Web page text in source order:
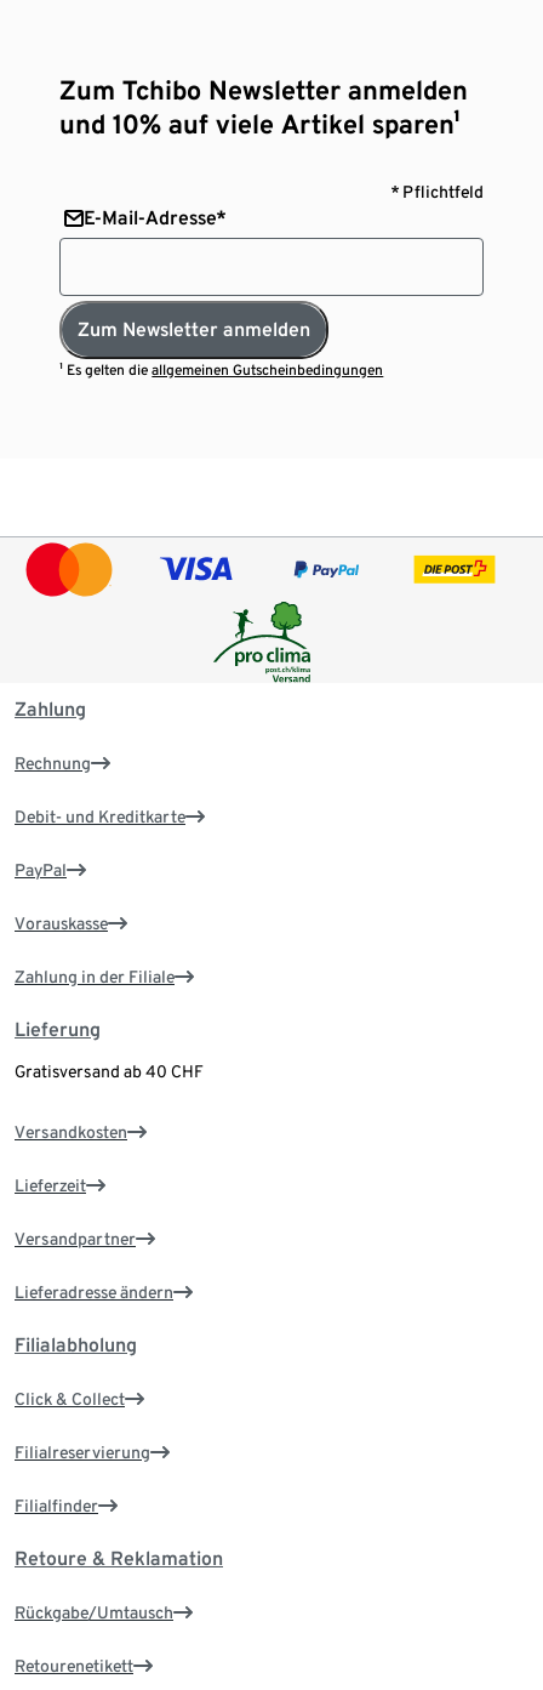
Zum Tchibo Newsletter anmelden
und 10% auf viele Artikel sparen¹
* Pflichtfeld
E-Mail-Adresse*
Zum Newsletter anmelden
¹ Es gelten dieallgemeinen Gutscheinbedingungen
Zahlung
Rechnung
Debit- und Kreditkarte
PayPal
Vorauskasse
Zahlung in der Filiale
Lieferung
Gratisversand ab 40 CHF
Versandkosten
Lieferzeit
Versandpartner
Lieferadresse ändern
Filialabholung
Click & Collect
Filialreservierung
Filialfinder
Retoure & Reklamation
Rückgabe/Umtausch
Retourenetikett